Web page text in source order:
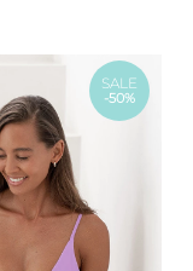
SALE
-50%